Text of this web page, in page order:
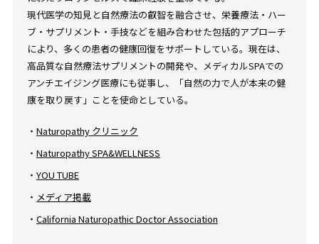
現代医学の知見と自然療法の叡智を融合させ、栄養療法・ハー
ブ・サプリメント・手技などを組み合わせた包括的アプローチ
により、多くの患者の健康回復をサポートしている。現在は、
高品質な自然療法サプリメントの開発や、メディカルSPAでの
アンチエイジング医療にも従事し、「自然の力で人が本来の健
康を取り戻す」ことを使命としている。
・ Naturopathy クリニック
・ Naturopathy SPA&WELLNESS
・ YOU TUBE
・ メディア掲載
・ California Naturopathic Doctor Association